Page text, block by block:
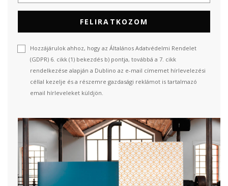
FELIRATKOZOM
Hozzájárulok ahhoz, hogy az Általános Adatvédelmi Rendelet
(GDPR) 6. cikk (1) bekezdés b) pontja, továbbá a 7. cikk
rendelkezése alapján a Dublino az e-mail címemet hírlevelezési
céllal kezelje és a részemre gazdasági reklámot is tartalmazó
email hírleveleket küldjön.